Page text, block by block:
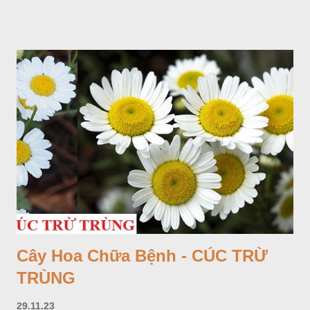
Cây Hoa Chữa Bệnh - CÚC TRỪ
TRÙNG
29.11.23